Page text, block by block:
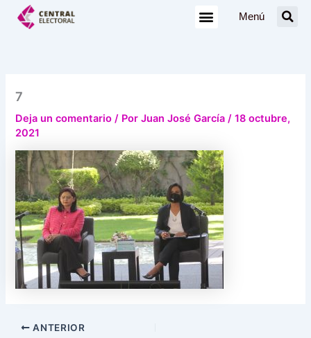
Menú
7
Deja un comentario / PorJuan José García/18 octubre,
2021
ANTERIOR